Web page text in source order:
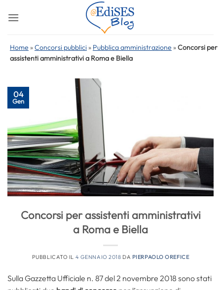
Home »Concorsi pubblici » Pubblica amministrazione »Concorsi per
assistenti amministrativi a Roma e Biella
04
Gen
Concorsi per assistenti amministrativi
a Roma e Biella
PUBBLICATO IL 4 GENNAIO 2018 DA PIERPAOLO OREFICE
Sulla Gazzetta Ufficiale n. 87 del 2 novembre 2018 sono stati